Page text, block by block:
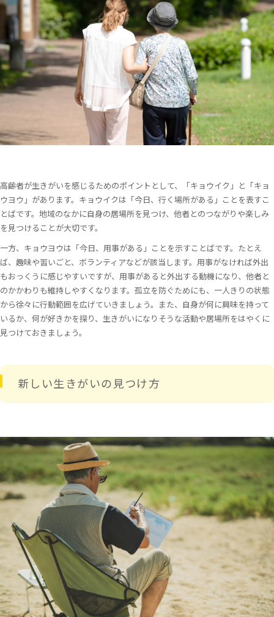
高齢者が生きがいを感じるためのポイントとして、「キョウイク」と「キョ
ウヨウ」があります。キョウイクは「今日、行く場所がある」ことを表すこ
とばです。地域のなかに自身の居場所を見つけ、他者とのつながりや楽しみ
を見つけることが大切です。
一方、キョウヨウは「今日、用事がある」ことを示すことばです。たとえ
ば、趣味や習いごと、ボランティアなどが該当します。用事がなければ外出
もおっくうに感じやすいですが、用事があると外出する動機になり、他者と
のかかわりも維持しやすくなります。孤立を防ぐためにも、一人きりの状態
から徐々に行動範囲を広げていきましょう。また、自身が何に興味を持って
いるか、何が好きかを探り、生きがいになりそうな活動や居場所をはやくに
見つけておきましょう。
新しい生きがいの見つけ方